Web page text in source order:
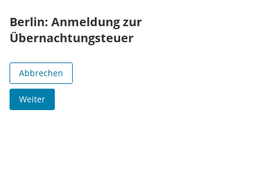
Berlin: Anmeldung zur
Übernachtungsteuer
Abbrechen
Weiter